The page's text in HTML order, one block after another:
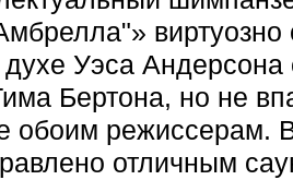
виртуозно
духе Уэса
Бертона, но не
обоим режиссерам.
отличным